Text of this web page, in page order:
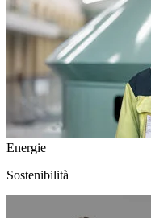
Energie
Sostenibilità